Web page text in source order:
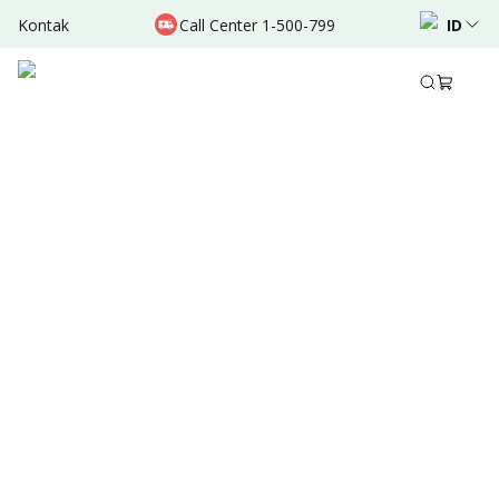
Kontak Call Center 1-500-799 ID